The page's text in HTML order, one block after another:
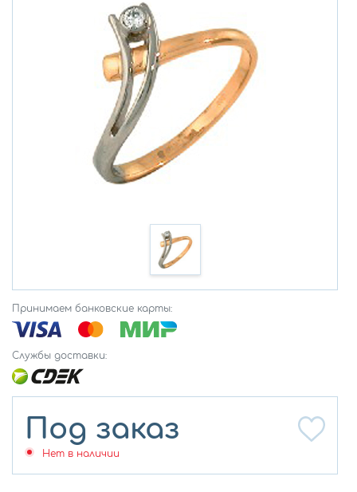
Принимаем банковские карты:
Службы доставки:
Под заказ
Нет в наличии